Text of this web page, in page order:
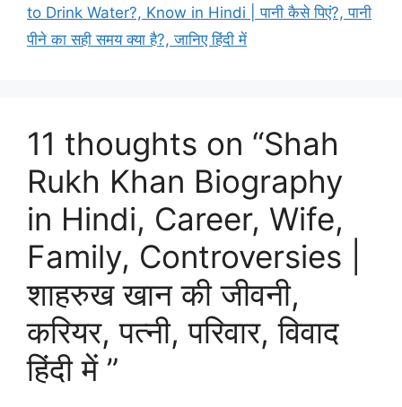
to Drink Water?, Know in Hindi | पानी कैसे पिएं?, पानी
पीने का सही समय क्या है?, जानिए हिंदी में
11 thoughts on “Shah
Rukh Khan Biography
in Hindi, Career, Wife,
Family, Controversies |
शाहरुख खान की जीवनी,
करियर, पत्नी, परिवार, विवाद
हिंदी में ”